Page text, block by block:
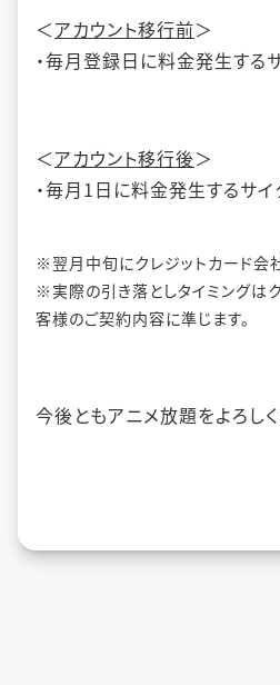
＜アカウント移行前＞
・毎月登録日に料金発生する
＜アカウント移行後＞
・毎月1日に料金発生するサイ
※翌月中旬にクレジットカード会
※実際の引き落としタイミングは
客様のご契約内容に準じます。
今後ともアニメ放題をよろし